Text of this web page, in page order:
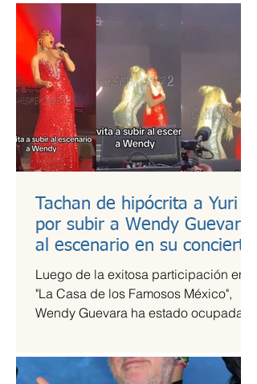
Tachan de hipócrita a Yuri
por subir a Wendy Guevara
al escenario en su concierto
Luego de la exitosa participación en
"La Casa de los Famosos México",
Wendy Guevara ha estado ocupada